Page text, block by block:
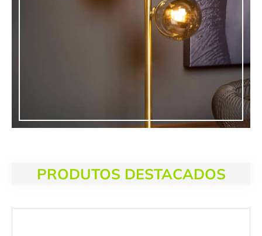
PRODUTOS DESTACADOS